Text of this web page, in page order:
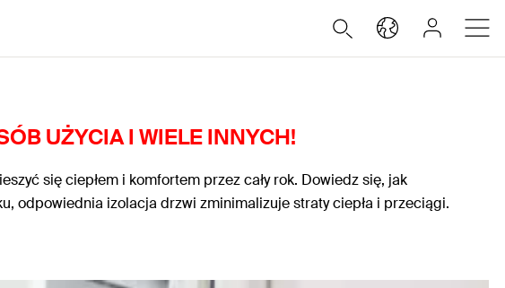
UŻYCIA I WIELE INNYCH!
się ciepłem i komfortem przez cały rok. Dowiedz się, jak
odpowiednia izolacja drzwi zminimalizuje straty ciepła i przeciągi.